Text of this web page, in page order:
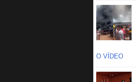
O VÍDEO